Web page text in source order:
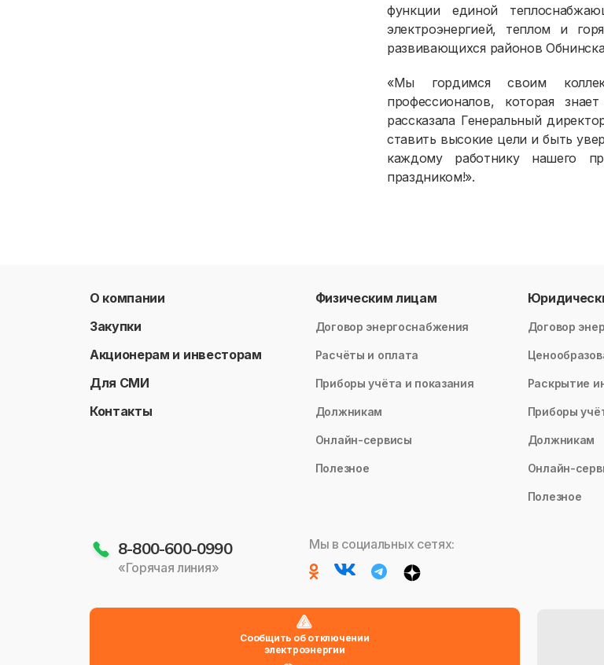
функции единой
электроэнергией, теплом и
развивающихся районов
«Мы гордимся своим
профессионалов, которая
рассказала Генеральный
ставить высокие цели и быть
каждому работнику нашего
праздником!».
О компании
Закупки
Акционерам и инвесторам
Для СМИ
Контакты
Физическим лицам
Договор энергоснабжения
Расчёты и оплата
Приборы учёта и показания
Должникам
Онлайн-сервисы
Полезное
Договор
Раскрытие
Приборы
Должникам
Онлайн-
Полезное
8-800-600-0990
«Горячая линия»
Мы в социальных сетях:
Сообщить об отключении
электроэнергии